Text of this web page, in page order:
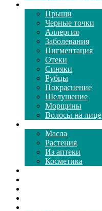
Прыщи
Черные точки
Аллергия
Заболевания
Пигментация
Отеки
Синяки
Рубцы
Покраснение
Шелушение
Морщины
Волосы на лице
Масла
Растения
Из аптеки
Косметика